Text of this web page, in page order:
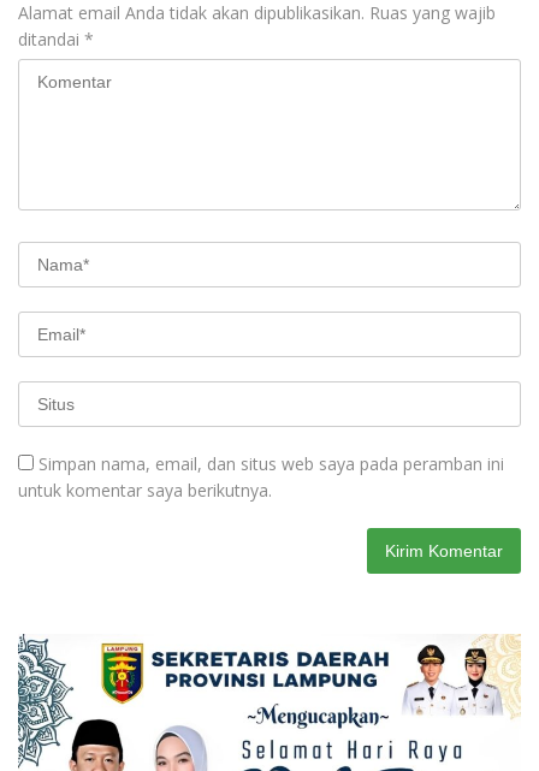
Alamat email Anda tidak akan dipublikasikan. Ruas yang wajib
ditandai *
Simpan nama, email, dan situs web saya pada peramban ini
untuk komentar saya berikutnya.